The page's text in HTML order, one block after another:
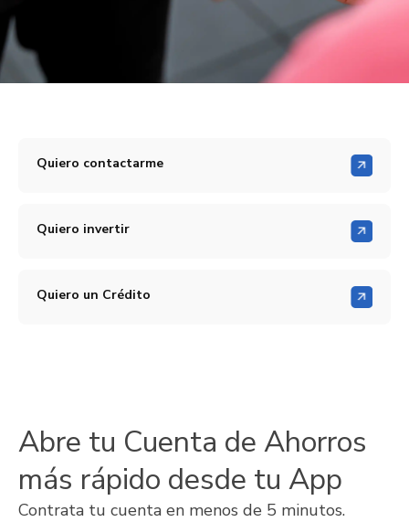
Quiero contactarme
Quiero invertir
Quiero un Crédito
Abre tu Cuenta de Ahorros
más rápido desde tu App
Contrata tu cuenta en menos de 5 minutos.